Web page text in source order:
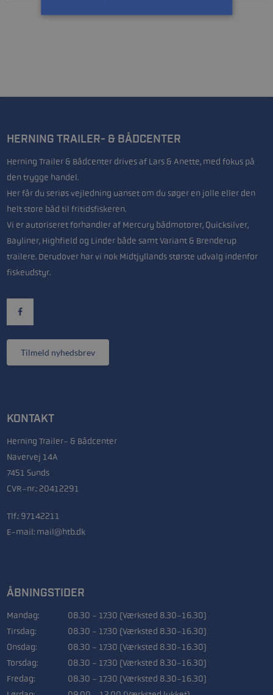
HERNING TRAILER- & BÅDCENTER
Herning Trailer & Bådcenter drives af Lars & Anette, med fokus på
den trygge handel.
Her får du seriøs vejledning uanset om du søger en jolle eller den
helt store båd til fritidsfiskeren.
Vi er autoriseret forhandler af Mercury bådmotorer, Quicksilver,
Bayliner, Highfield og Linder både samt Variant & Brenderup
trailere. Derudover har vi nok Midtjyllands største udvalg indenfor
fiskeudstyr.
Tilmeld nyhedsbrev
KONTAKT
Herning Trailer- & Bådcenter
Navervej 14A
7451 Sunds
CVR-nr.: 20412291
Tlf.: 97142211
E-mail: mail@htb.dk
ÅBNINGSTIDER
Mandag:
08.30 - 17.30 (Værksted 8.30-16.30)
Tirsdag:
08.30 - 17.30 (Værksted 8.30-16.30)
Onsdag:
08.30 - 17.30 (Værksted 8.30-16.30)
Torsdag:
08.30 - 17.30 (Værksted 8.30-16.30)
Fredag:
08.30 - 17.30 (Værksted 8.30-16.30)